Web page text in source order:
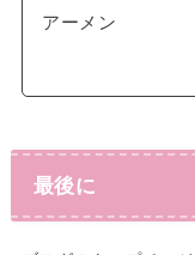
アーメン
最後に